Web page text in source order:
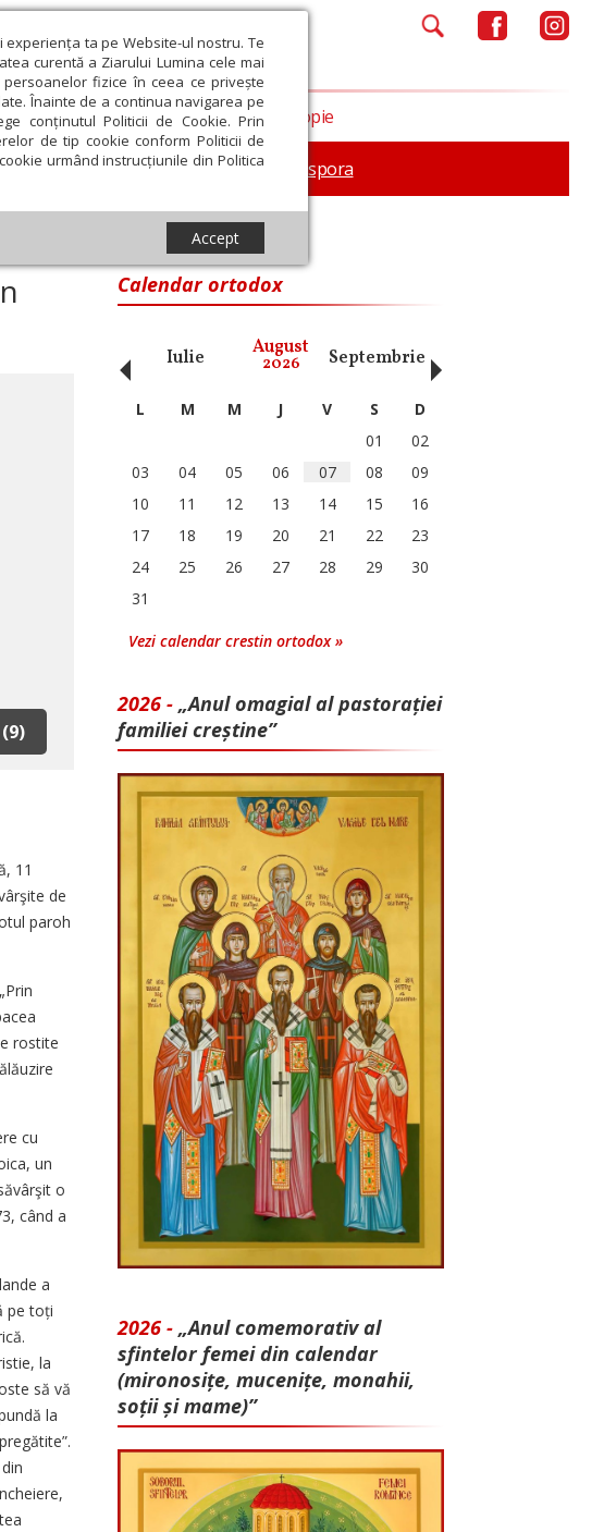
ta pe Website-ul nostru. Te
curentă a Ziarului Lumina cele mai
fizice în ceea ce privește
Înainte de a continua navigarea pe
conținutul Politicii de Cookie. Prin
de tip cookie conform Politicii de
urmând instrucțiunile din Politica
Accept
Documentar In memoriam Diaspora
Societate Opinii Filantropie
11
de
paroh
rostite
cu
un
o
când a
a
pe toți
la
să vă
la
Calendar ortodox
Iulie August
2026 Septembrie Octombrie
‹ L M M J V S
D
01
02
03
04 05 06 07 08
09
10
11 12 13 14 15
16
17
18 19 20 21 22
23
24
25 26 27 28 29
30
31
Vezi calendar crestin ortodox »
2026 - „Anul omagial al pastorației
familiei creștine”
2026 - „Anul comemorativ al
sfintelor femei din calendar
(mironosițe, mu­cenițe, monahii,
soții și mame)”